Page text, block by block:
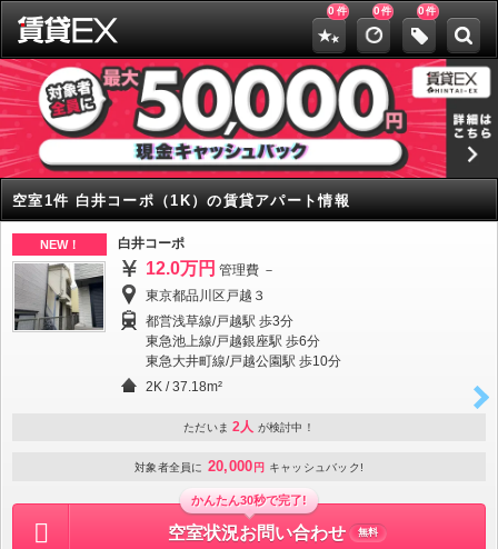
0 件 0件 0件
空室1件 白井コーポ（1K）の賃貸アパート情報
NEW！ 白井コーポ
12.0万円 管理費 －
東京都品川区戸越３
都営浅草線/戸越駅 歩3分
東急池上線/戸越銀座駅 歩6分
東急大井町線/戸越公園駅 歩10分
2K /37.18m²
ただいま 2人 が検討中！
対象者全員に 20,000 円 キャッシュバック!
かんたん30秒で完了!
空室状況お問い合わせ 無料